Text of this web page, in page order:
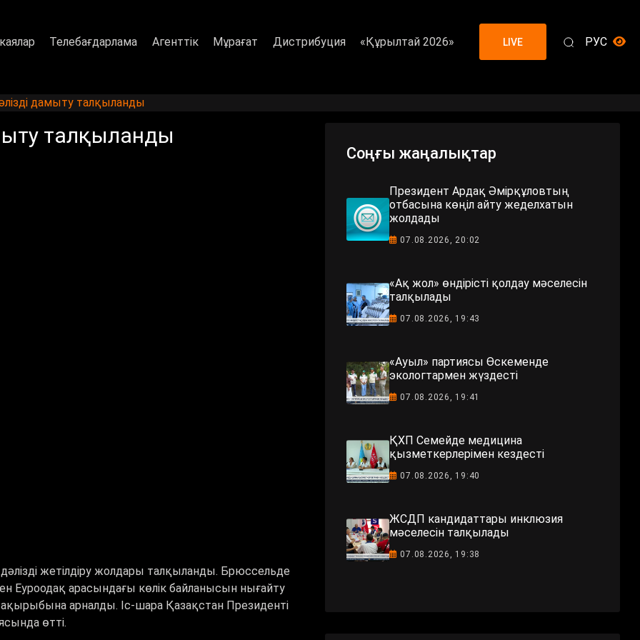
Телебағдарлама Агенттік Мұрағат Дистрибуция «Құрылтай 2026» LIVE РУС
дамыту талқыланды
талқыланды
жетілдіру жолдары талқыланды. Брюссельде
Еуроодақ арасындағы көлік байланысын нығайту
арналды. Іс-шара Қазақстан Президенті
өтті.
Соңғы жаңалықтар
Президент Ардақ Әмірқұловтың
отбасына көңіл айту жеделхатын
жолдады
07.08.2026, 20:02
«Ақ жол» өндірісті қолдау мәселесін
талқылады
07.08.2026, 19:43
«Ауыл» партиясы Өскеменде
экологтармен жүздесті
07.08.2026, 19:41
ҚХП Семейде медицина
қызметкерлерімен кездесті
07.08.2026, 19:40
ЖСДП кандидаттары инклюзия
мәселесін талқылады
07.08.2026, 19:38